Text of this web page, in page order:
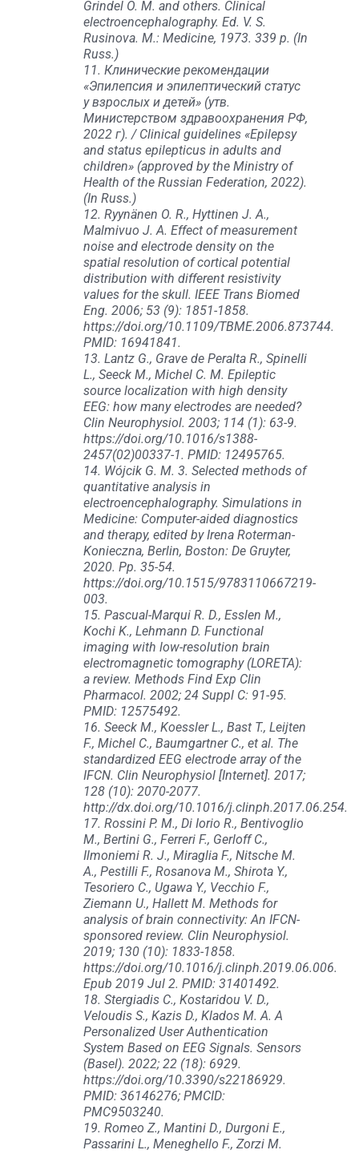
Grindel O. M. and others. Clinical
electroencephalography. Еd. V. S.
Rusinova. M.: Medicine, 1973. 339 p. (In
Russ.)
11. Клинические рекомендации
«Эпилепсия и эпилептический статус
у взрослых и детей» (утв.
Министерством здравоохранения РФ,
2022 г). / Clinical guidelines «Epilepsy
and status epilepticus in adults and
children» (approved by the Ministry of
Health of the Russian Federation, 2022).
(In Russ.)
12. Ryynänen O. R., Hyttinen J. A.,
Malmivuo J. A. Effect of measurement
noise and electrode density on the
spatial resolution of cortical potential
distribution with different resistivity
values for the skull. IEEE Trans Biomed
Eng. 2006; 53 (9): 1851-1858.
https://doi.org/10.1109/TBME.2006.873744.
PMID: 16941841.
13. Lantz G., Grave de Peralta R., Spinelli
L., Seeck M., Michel C. M. Epileptic
source localization with high density
EEG: how many electrodes are needed?
Clin Neurophysiol. 2003; 114 (1): 63-9.
https://doi.org/10.1016/s1388-
2457(02)00337-1. PMID: 12495765.
14. Wójcik G. M. 3. Selected methods of
quantitative analysis in
electroencephalography. Simulations in
Medicine: Computer-aided diagnostics
and therapy, edited by Irena Roterman-
Konieczna, Berlin, Boston: De Gruyter,
2020. Рp. 35-54.
https://doi.org/10.1515/9783110667219-
003.
15. Pascual-Marqui R. D., Esslen M.,
Kochi K., Lehmann D. Functional
imaging with low-resolution brain
electromagnetic tomography (LORETA):
a review. Methods Find Exp Clin
Pharmacol. 2002; 24 Suppl C: 91-95.
PMID: 12575492.
16. Seeck M., Koessler L., Bast T., Leijten
F., Michel C., Baumgartner C., et al. The
standardized EEG electrode array of the
IFCN. Clin Neurophysiol [Internet]. 2017;
128 (10): 2070-2077.
http://dx.doi.org/10.1016/j.clinph.2017.06.254.
17. Rossini P. M., Di Iorio R., Bentivoglio
M., Bertini G., Ferreri F., Gerloff C.,
Ilmoniemi R. J., Miraglia F., Nitsche M.
A., Pestilli F., Rosanova M., Shirota Y.,
Tesoriero C., Ugawa Y., Vecchio F.,
Ziemann U., Hallett M. Methods for
analysis of brain connectivity: An IFCN-
sponsored review. Clin Neurophysiol.
2019; 130 (10): 1833-1858.
https://doi.org/10.1016/j.clinph.2019.06.006.
Epub 2019 Jul 2. PMID: 31401492.
18. Stergiadis C., Kostaridou V. D.,
Veloudis S., Kazis D., Klados M. A. A
Personalized User Authentication
System Based on EEG Signals. Sensors
(Basel). 2022; 22 (18): 6929.
https://doi.org/10.3390/s22186929.
PMID: 36146276; PMCID:
PMC9503240.
19. Romeo Z., Mantini D., Durgoni E.,
Passarini L., Meneghello F., Zorzi M.